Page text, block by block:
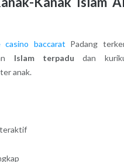
casino baccarat Padang
Islam terpadu dan
anak.